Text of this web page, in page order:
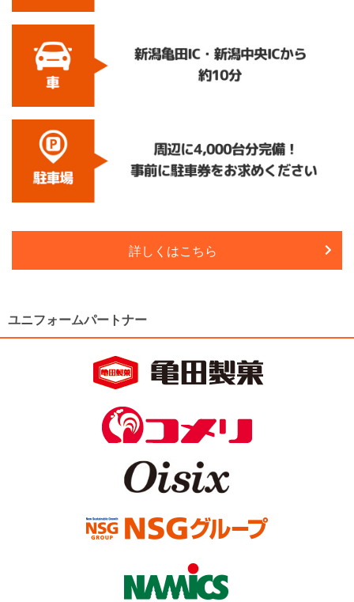
詳しくはこちら
ユニフォームパートナー